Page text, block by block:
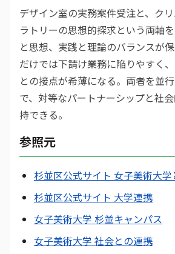
デザイン室の実務案件受注と、ク
ラトリーの思想的探求という両軸
と思想、実践と理論のバランスが
だけでは下請け業務に陥りやすく
との接点が希薄になる。両者を並
で、対等なパートナーシップと社
持できる。
参照元
杉並区公式サイト 女子美術大
杉並区公式サイト 大学連携
女子美術大学 杉並キャンパス
女子美術大学 社会との連携